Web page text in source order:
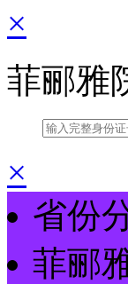
×
菲郦雅
×
省份
菲郦